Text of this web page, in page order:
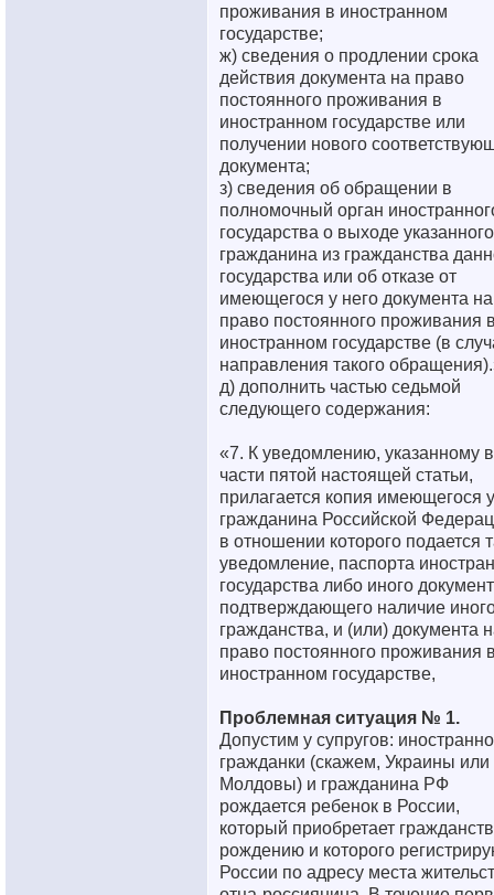
проживания в иностранном
государстве;
ж) сведения о продлении срока
действия документа на право
постоянного проживания в
иностранном государстве или
получении нового
документа;
з) сведения об обращении в
полномочный орган
государства о выходе указанного
гражданина из гражданства
государства или об отказе от
имеющегося у него документа на
право постоянного проживания
иностранном государстве (в
направления такого
д) дополнить частью седьмой
следующего содержания:
«7. К уведомлению, указанному в
части пятой настоящей статьи,
прилагается копия имеющегося у
гражданина Российской
в отношении которого подается
уведомление, паспорта
государства либо иного
подтверждающего наличие
гражданства, и (или) документа
право постоянного проживания
иностранном государстве,
Проблемная ситуация № 1.
Допустим у супругов:
гражданки (скажем, Украины или
Молдовы) и гражданина РФ
рождается ребенок в России,
который приобретает
рождению и которого
России по адресу места